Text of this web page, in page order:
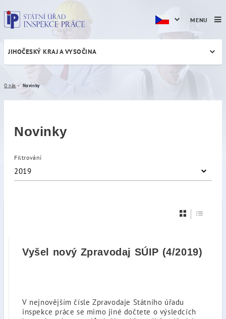
Novinky
JIHOČESKÝ KRAJ A VYSOČINA
O nás Novinky
Novinky
Filtrování
2019
Vyšel nový Zpravodaj SÚIP (4/2019)
V nejnovějším čísle Zpravodaje Státního úřadu
inspekce práce se mimo jiné dočtete o výsledcích
MENU